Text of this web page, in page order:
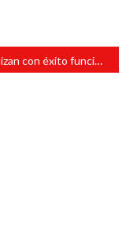
Realizan con éxito función de box en Santiago Tuxtla